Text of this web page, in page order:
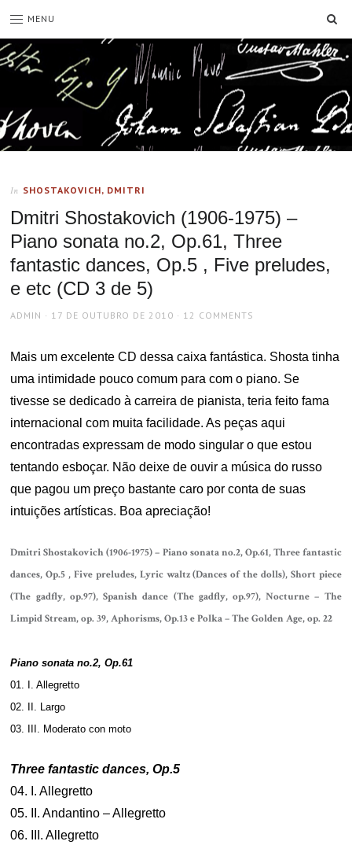
MENU
In SHOSTAKOVICH, DMITRI
Dmitri Shostakovich (1906-1975) –
Piano sonata no.2, Op.61, Three
fantastic dances, Op.5 , Five preludes,
e etc (CD 3 de 5)
AUTHOR
ADMIN
POSTED
17 DE OUTUBRO DE 2010 12 COMMENTS
Mais um excelente CD dessa caixa fantástica. Shosta tinha
uma intimidade pouco comum para com o piano. Se
tivesse se dedicado à carreira de pianista, teria feito fama
internacional com muita facilidade. As peças aqui
encontradas expressam de modo singular o que estou
tentando esboçar. Não deixe de ouvir a música do russo
que pagou um preço bastante caro por conta de suas
intuições artísticas. Boa apreciação!
Dmitri Shostakovich (1906-1975) – Piano sonata no.2, Op.61,Three fantastic
dances, Op.5 , Five preludes, Lyric waltz (Dances of the dolls), Short piece
(The gadfly, op.97),Spanish dance (The gadfly, op.97),Nocturne – The
Limpid Stream, op. 39,Aphorisms, Op.13 ePolka – The Golden Age, op. 22
Piano sonata no.2, Op.61
01. I. Allegretto
02. II. Largo
03. III. Moderato con moto
Three fantastic dances, Op.5
04. I. Allegretto
05. II. Andantino – Allegretto
06. III. Allegretto